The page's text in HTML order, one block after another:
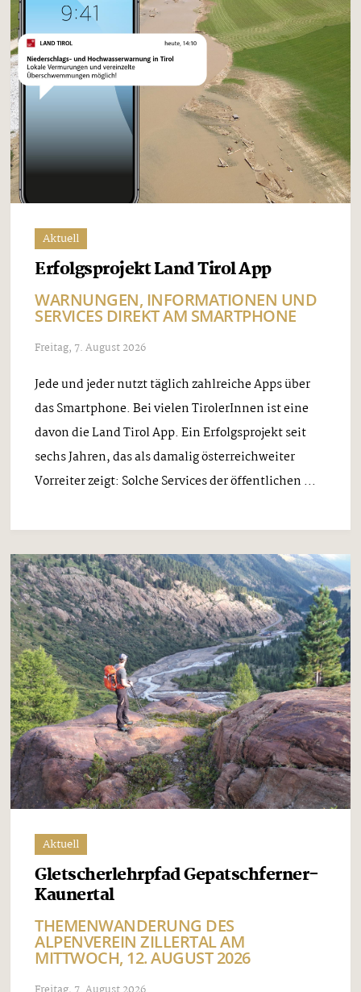
Aktuell
Erfolgsprojekt Land Tirol App
WARNUNGEN, INFORMATIONEN UND
SERVICES DIREKT AM SMARTPHONE
Freitag, 7. August 2026
Jede und jeder nutzt täglich zahlreiche Apps über
das Smartphone. Bei vielen TirolerInnen ist eine
davon die Land Tirol App. Ein Erfolgsprojekt seit
sechs Jahren, das als damalig österreichweiter
Vorreiter zeigt: Solche Services der öffentlichen ...
Aktuell
Gletscherlehrpfad Gepatschferner-
Kaunertal
THEMENWANDERUNG DES
ALPENVEREIN ZILLERTAL AM
MITTWOCH, 12. AUGUST 2026